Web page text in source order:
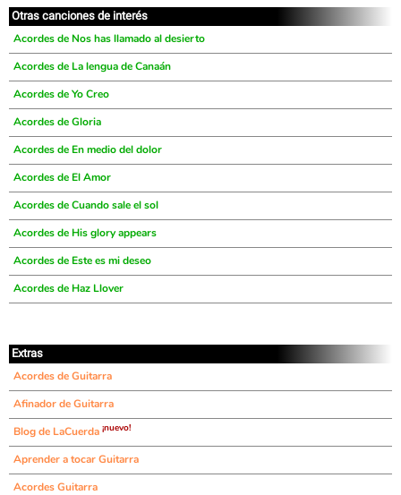
Otras canciones de interés
Acordes de Nos has llamado al desierto
Acordes de La lengua de Canaán
Acordes de Yo Creo
Acordes de Gloria
Acordes de En medio del dolor
Acordes de El Amor
Acordes de Cuando sale el sol
Acordes de His glory appears
Acordes de Este es mi deseo
Acordes de Haz Llover
Extras
Acordes de Guitarra
Afinador de Guitarra
Blog de LaCuerda ¡nuevo!
Aprender a tocar Guitarra
Acordes Guitarra